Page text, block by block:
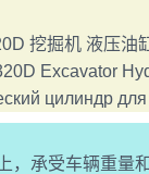
挖掘机 液压油
Excavator
цилиндр для
受车辆重量和